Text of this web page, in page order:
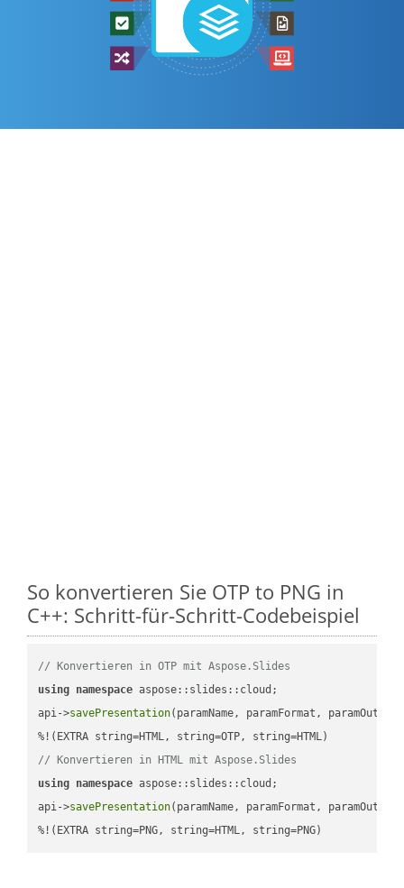
So konvertieren Sie OTP to PNG in
C++: Schritt-für-Schritt-Codebeispiel
// Konvertieren in OTP mit Aspose.Slides
using namespace aspose::slides::cloud;
api->savePresentation(paramName, paramFormat,
// Konvertieren in HTML mit Aspose.Slides
using namespace aspose::slides::cloud;
api->savePresentation(paramName, paramFormat,
%!(EXTRA string=PNG, string=HTML, string=PNG)